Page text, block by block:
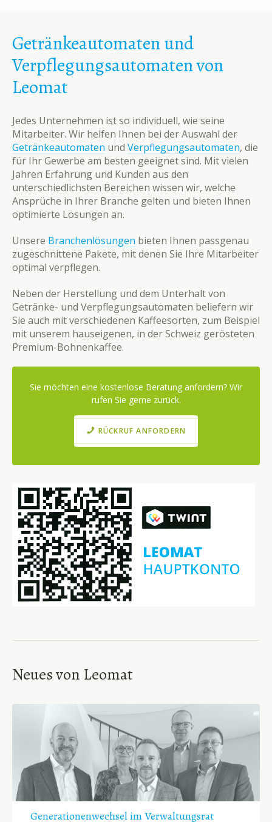
Getränkeautomaten und
Verpflegungsautomaten von
Leomat
Jedes Unternehmen ist so individuell, wie seine
Mitarbeiter. Wir helfen Ihnen bei der Auswahl der
Getränkeautomaten und Verpflegungsautomaten, die
für Ihr Gewerbe am besten geeignet sind. Mit vielen
Jahren Erfahrung und Kunden aus den
unterschiedlichsten Bereichen wissen wir, welche
Ansprüche in Ihrer Branche gelten und bieten Ihnen
optimierte Lösungen an.
Unsere Branchenlösungen bieten Ihnen passgenau
zugeschnittene Pakete, mit denen Sie Ihre Mitarbeiter
optimal verpflegen.
Neben der Herstellung und dem Unterhalt von
Getränke- und Verpflegungsautomaten beliefern wir
Sie auch mit verschiedenen Kaffeesorten, zum Beispiel
mit unserem hauseigenen, in der Schweiz gerösteten
Premium-Bohnenkaffee.
Sie möchten eine kostenlose Beratung anfordern? Wir
rufen Sie gerne zurück.
RÜCKRUF ANFORDERN
Neues von Leomat
Generationenwechsel im Verwaltungsrat